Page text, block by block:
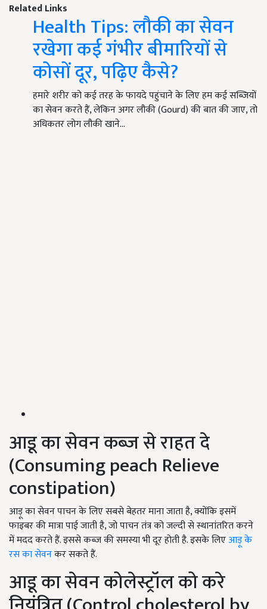
Related Links
Health Tips: लौकी का सेवन
रखेगा कई गंभीर बीमारियों से
कोसों दूर, पढ़िए कैसे?
हमारे शरीर को कई तरह के फायदे पहुंचाने के लिए हम कई सब्जियों
का सेवन करते हैं, लेकिन अगर लौकी (Gourd) की बात की जाए, तो
अधिकतर लोग लौकी खाने…
आडू का सेवन कब्ज से राहत दे
(Consuming peach Relieve
constipation)
आड़ू का सेवन पाचन के लिए सबसे बेहतर माना जाता है, क्योंकि इसमें
फाइबर की मात्रा पाई जाती है, जो पाचन तंत्र को जल्दी से स्थानांतरित करने
में मदद करते हैं. इससे कब्ज की समस्या भी दूर होती है. इसके लिएआड़ू के
रस का सेवनकर सकते हैं.
आडू का सेवन कोलेस्ट्रॉल को करे